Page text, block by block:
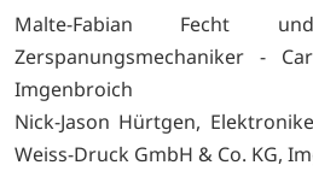
Malte-Fabian Fecht
Zerspanungsmechaniker -
Imgenbroich
Nick-Jason Hürtgen,
Weiss-Druck GmbH & Co. KG,